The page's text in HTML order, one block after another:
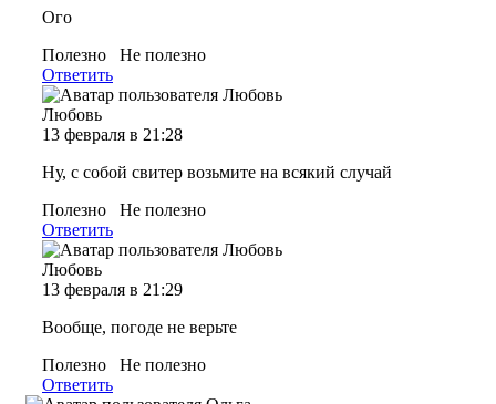
Ого
Полезно
Не полезно
Ответить
Любовь
13 февраля в 21:28
Ну, с собой свитер возьмите на всякий случай
Полезно
Не полезно
Ответить
Любовь
13 февраля в 21:29
Вообще, погоде не верьте
Полезно
Не полезно
Ответить